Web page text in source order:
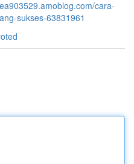
cara-
sukses-63831961